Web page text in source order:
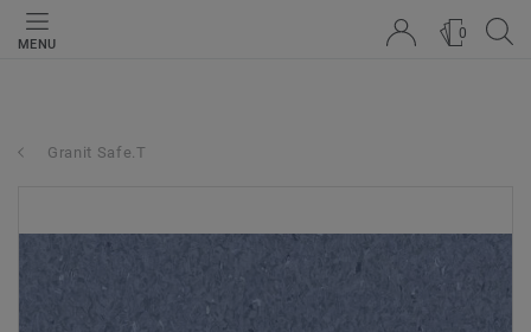
MENU
0
Granit Safe.T